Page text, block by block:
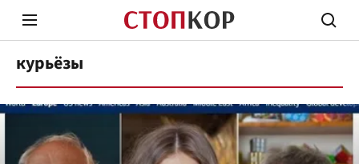
курьёзы